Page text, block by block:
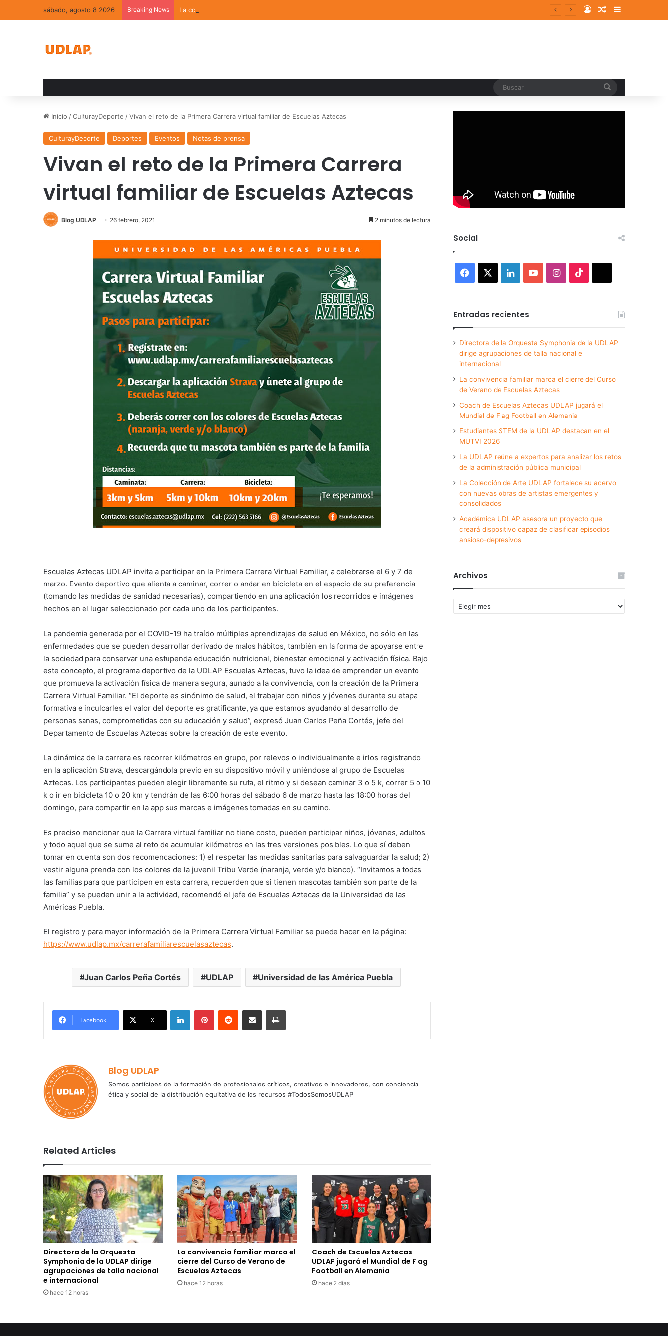
sábado, agosto 8 2026 Breaking News La convivencia familiar marca el cierre del Curso de Verano de Escuelas Aztecas Log InRandom Article
Sidebar
Inicio /CulturayDeporte /Vivan el reto de la Primera Carrera virtual familiar de Escuelas Aztecas
CulturayDeporte Deportes Eventos Notas de prensa
Vivan el reto de la Primera Carrera
virtual familiar de Escuelas Aztecas
Blog UDLAP 26 febrero, 2021 2 minutos de lectura
Escuelas Aztecas UDLAP invita a participar en la Primera Carrera Virtual Familiar, a celebrarse el 6 y 7 de
marzo. Evento deportivo que alienta a caminar, correr o andar en bicicleta en el espacio de su preferencia
(tomando las medidas de sanidad necesarias), compartiendo en una aplicación los recorridos e imágenes
hechos en el lugar seleccionado por cada uno de los participantes.
La pandemia generada por el COVID-19 ha traído múltiples aprendizajes de salud en México, no sólo en las
enfermedades que se pueden desarrollar derivado de malos hábitos, también en la forma de apoyarse entre
la sociedad para conservar una estupenda educación nutricional, bienestar emocional y activación física. Bajo
este concepto, el programa deportivo de la UDLAP Escuelas Aztecas, tuvo la idea de emprender un evento
que promueva la activación física de manera segura, aunado a la convivencia, con la creación de la Primera
Carrera Virtual Familiar. “El deporte es sinónimo de salud, el trabajar con niños y jóvenes durante su etapa
formativa e inculcarles el valor del deporte es gratificante, ya que estamos ayudando al desarrollo de
personas sanas, comprometidas con su educación y salud”, expresó Juan Carlos Peña Cortés, jefe del
Departamento de Escuelas Aztecas sobre la creación de este evento.
La dinámica de la carrera es recorrer kilómetros en grupo, por relevos o individualmente e irlos registrando
en la aplicación Strava, descargándola previo en su dispositivo móvil y uniéndose al grupo de Escuelas
Aztecas. Los participantes pueden elegir libremente su ruta, el ritmo y si desean caminar 3 o 5 k, correr 5 o 10
k o ir en bicicleta 10 o 20 km y tendrán de las 6:00 horas del sábado 6 de marzo hasta las 18:00 horas del
domingo, para compartir en la app sus marcas e imágenes tomadas en su camino.
Es preciso mencionar que la Carrera virtual familiar no tiene costo, pueden participar niños, jóvenes, adultos
y todo aquel que se sume al reto de acumular kilómetros en las tres versiones posibles. Lo que sí deben
tomar en cuenta son dos recomendaciones: 1) el respetar las medidas sanitarias para salvaguardar la salud; 2)
vestir alguna prenda con los colores de la juvenil Tribu Verde (naranja, verde y/o blanco). “Invitamos a todas
las familias para que participen en esta carrera, recuerden que si tienen mascotas también son parte de la
familia” y se pueden unir a la actividad, recomendó el jefe de Escuelas Aztecas de la Universidad de las
Américas Puebla.
El registro y para mayor información de la Primera Carrera Virtual Familiar se puede hacer en la página:
https://www.udlap.mx/carrerafamiliarescuelasaztecas.
Juan Carlos Peña Cortés UDLAP Universidad de las América Puebla
Facebook X
LinkedInPinterestReddit Share via Email Print
Blog UDLAP
Somos partícipes de la formación de profesionales críticos, creativos e innovadores, con conciencia
ética y social de la distribución equitativa de los recursos #TodosSomosUDLAP
Related Articles
Directora de la Orquesta
Symphonia de la UDLAP dirige
agrupaciones de talla nacional
e internacional
hace 12 horas
La convivencia familiar marca el
cierre del Curso de Verano de
Escuelas Aztecas
hace 12 horas
Coach de Escuelas Aztecas
UDLAP jugará el Mundial de Flag
Football en Alemania
hace 2 días
Social
Facebook LinkedInYouTubeInstagram
Entradas recientes
Directora de la Orquesta Symphonia de la UDLAP
dirige agrupaciones de talla nacional e
internacional
La convivencia familiar marca el cierre del Curso
de Verano de Escuelas Aztecas
Coach de Escuelas Aztecas UDLAP jugará el
Mundial de Flag Football en Alemania
Estudiantes STEM de la UDLAP destacan en el
MUTVI 2026
La UDLAP reúne a expertos para analizar los retos
de la administración pública municipal
La Colección de Arte UDLAP fortalece su acervo
con nuevas obras de artistas emergentes y
consolidados
Académica UDLAP asesora un proyecto que
creará dispositivo capaz de clasificar episodios
ansioso-depresivos
Archivos
Archivos